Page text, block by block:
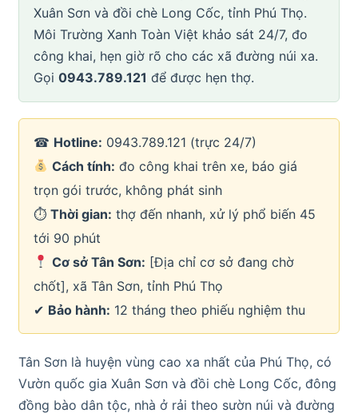
Xuân Sơn và đồi chè Long Cốc, tỉnh Phú Thọ.
Môi Trường Xanh Toàn Việt khảo sát 24/7, đo
công khai, hẹn giờ rõ cho các xã đường núi xa.
Gọi 0943.789.121 để được hẹn thợ.
☎ Hotline: 0943.789.121 (trực 24/7)
Cách tính: đo công khai trên xe, báo giá
trọn gói trước, không phát sinh
⏱ Thời gian: thợ đến nhanh, xử lý phổ biến 45
tới 90 phút
Cơ sở Tân Sơn: [Địa chỉ cơ sở đang chờ
chốt], xã Tân Sơn, tỉnh Phú Thọ
✔ Bảo hành: 12 tháng theo phiếu nghiệm thu
Tân Sơn là huyện vùng cao xa nhất của Phú Thọ, có
Vườn quốc gia Xuân Sơn và đồi chè Long Cốc, đông
đồng bào dân tộc, nhà ở rải theo sườn núi và đường